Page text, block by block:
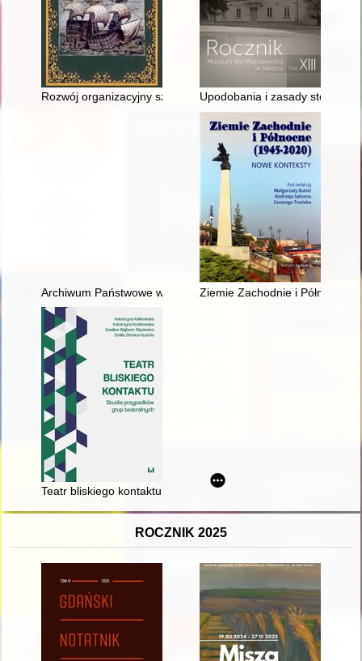
Rozwój organizacyjny szkolnictwa dla dorosłych i
Upodobania i zasady
Archiwum Państwowe w Bydgoszczy i jego pracownicy w
Ziemie Zachodnie i Północne
Teatr bliskiego kontaktu : studia przypadków grup teatralnych
ROCZNIK 2025